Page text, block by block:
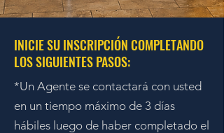
INICIE SU INSCRIPCIÓN COMPLETANDO
LOS SIGUIENTES PASOS:
*Un Agente se contactará con usted
en un tiempo máximo de 3 días
hábiles luego de haber completado el